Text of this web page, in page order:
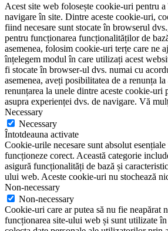
Acest site web folosește cookie-uri pentru
navigare în site. Dintre aceste cookie-uri,
fiind necesare sunt stocate în browserul
pentru funcționarea funcționalităților de
asemenea, folosim cookie-uri terțe care ne
înțelegem modul în care utilizați acest
fi stocate în browser-ul dvs. numai cu
asemenea, aveți posibilitatea de a renunța
renunțarea la unele dintre aceste cookie-uri
asupra experienței dvs. de navigare. Vă
Necessary
Necessary
Întotdeauna activate
Cookie-urile necesare sunt absolut
funcționeze corect. Această categorie
asigură funcționalități de bază și
ului web. Aceste cookie-uri nu stochează
Non-necessary
Non-necessary
Cookie-uri care ar putea să nu fie neapărat
funcționarea site-ului web și sunt utilizate